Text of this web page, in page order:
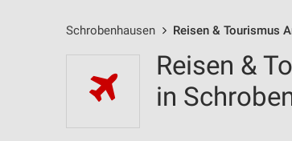
Schrobenhausen Reisen & Tourismus
Reisen &
in